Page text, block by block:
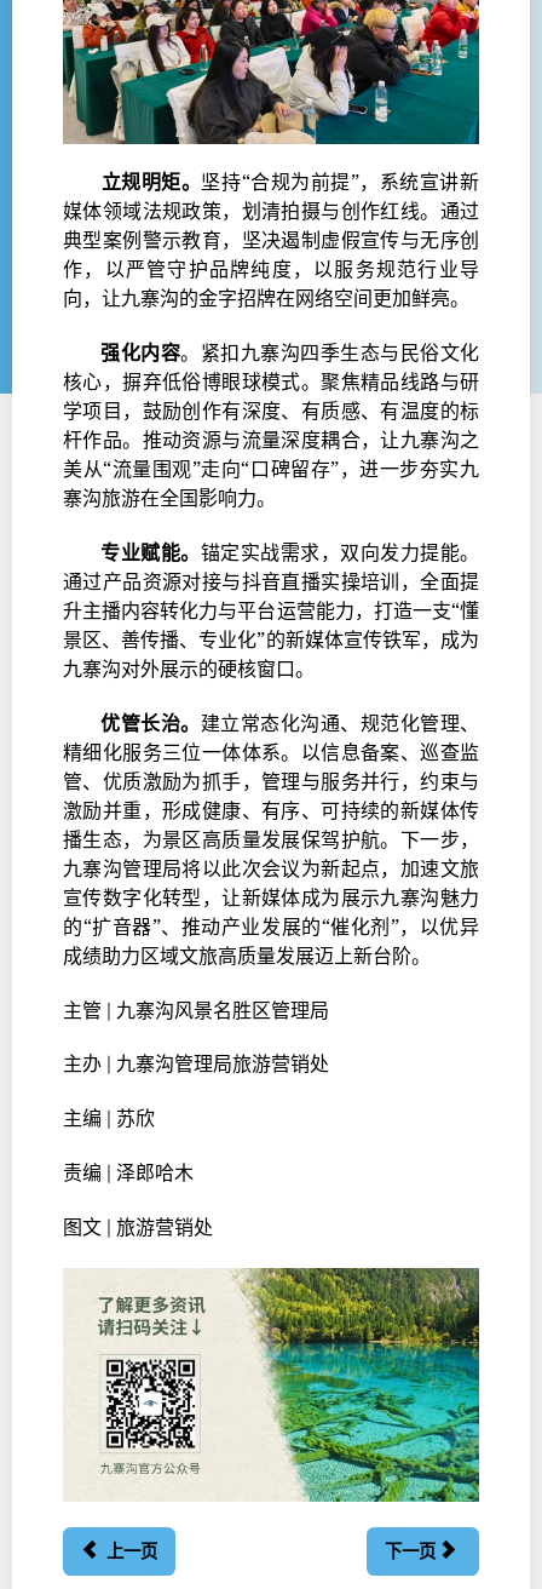
立规明矩。 坚持“合规为前提”，系统宣讲新
媒体领域法规政策，划清拍摄与创作红线。通过
典型案例警示教育，坚决遏制虚假宣传与无序创
作，以严管守护品牌纯度，以服务规范行业导
向，让九寨沟的金字招牌在网络空间更加鲜亮。
强化内容。紧扣九寨沟四季生态与民俗文化
核心，摒弃低俗博眼球模式。聚焦精品线路与研
学项目，鼓励创作有深度、有质感、有温度的标
杆作品。推动资源与流量深度耦合，让九寨沟之
美从“流量围观”走向“口碑留存”，进一步夯实九
寨沟旅游在全国影响力。
专业赋能。 锚定实战需求，双向发力提能。
通过产品资源对接与抖音直播实操培训，全面提
升主播内容转化力与平台运营能力，打造一支“懂
景区、善传播、专业化”的新媒体宣传铁军，成为
九寨沟对外展示的硬核窗口。
优管长治。 建立常态化沟通、规范化管理、
精细化服务三位一体体系。以信息备案、巡查监
管、优质激励为抓手，管理与服务并行，约束与
激励并重，形成健康、有序、可持续的新媒体传
播生态，为景区高质量发展保驾护航。下一步，
九寨沟管理局将以此次会议为新起点，加速文旅
宣传数字化转型，让新媒体成为展示九寨沟魅力
的“扩音器”、推动产业发展的“催化剂”，以优异
成绩助力区域文旅高质量发展迈上新台阶。
主管 | 九寨沟风景名胜区管理局
主办 | 九寨沟管理局旅游营销处
主编 | 苏欣
责编 | 泽郎哈木
图文 | 旅游营销处
上一页 下一页